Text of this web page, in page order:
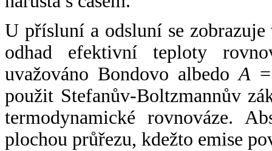
U přísluní a odsluní se
odhad efektivní teploty
uvažováno Bondovo albedoA
použit Stefanův-Boltzmannův
termodynamické rovnováze.
plochou průřezu, kdežto emise